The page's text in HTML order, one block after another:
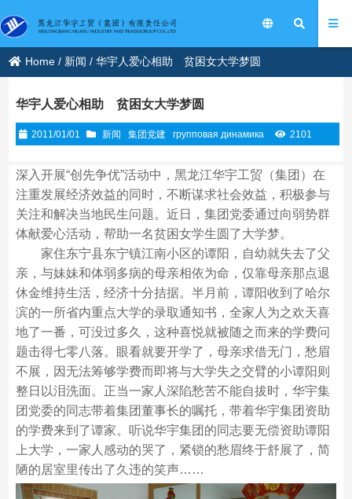
Home / 新闻 /华宇人爱心相助 贫困女大学梦圆
华宇人爱心相助 贫困女大学梦圆
2011/01/01 新闻 集团党建 групповая динамика 2101
深入开展“创先争优”活动中，黑龙江华宇工贸（集团）在
注重发展经济效益的同时，不断谋求社会效益，积极参与
关注和解决当地民生问题。近日，集团党委通过向弱势群
体献爱心活动，帮助一名贫困女学生圆了大学梦。
家住东宁县东宁镇江南小区的谭阳，自幼就失去了父
亲，与妹妹和体弱多病的母亲相依为命，仅靠母亲那点退
休金维持生活，经济十分拮据。半月前，谭阳收到了哈尔
滨的一所省内重点大学的录取通知书，全家人为之欢天喜
地了一番，可没过多久，这种喜悦就被随之而来的学费问
题击得七零八落。眼看就要开学了，母亲求借无门，愁眉
不展，因无法筹够学费而即将与大学失之交臂的小谭阳则
整日以泪洗面。正当一家人深陷愁苦不能自拔时，华宇集
团党委的同志带着集团董事长的嘱托，带着华宇集团资助
的学费来到了谭家。听说华宇集团的同志要无偿资助谭阳
上大学，一家人感动的哭了，紧锁的愁眉终于舒展了，简
陋的居室里传出了久违的笑声……